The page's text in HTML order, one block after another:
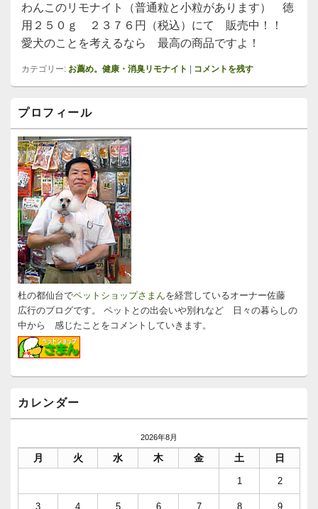
わんこのリモナイト（普通粒と小粒があります） 徳
用２５０ｇ ２３７６円（税込）にて 販売中！！
愛犬のことを考えるなら 最高の商品ですよ！
カテゴリー: お薦め。健康・消臭リモナイト | コメントを残す
ン
サ
イ
ド
バ
ー
ウ
ィ
ジ
ェ
ッ
ト
エ
リ
ア
プロフィール
杜の都仙台でペットショップさまんを経営しているオーナー佐藤
広行のブログです。 ペットとの出会いや別れなど 日々の暮らしの
中から 感じたことをコメントしていきます。
カレンダー
2026年8月
月 火 水 木 金 土 日
1 2
3 4 5 6 7 8 9